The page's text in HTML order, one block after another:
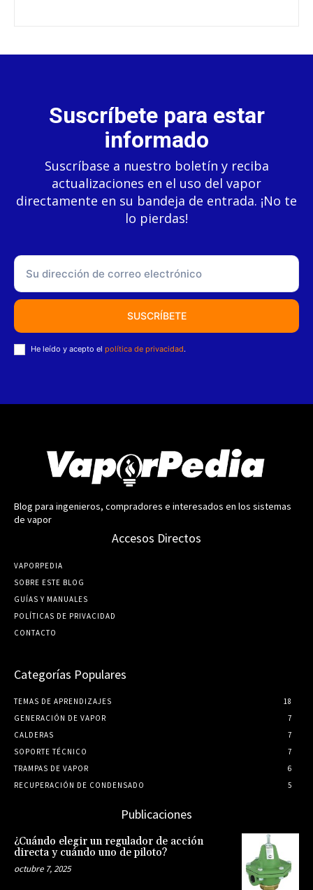
Suscríbete para estar
informado
Suscríbase a nuestro boletín y reciba
actualizaciones en el uso del vapor
directamente en su bandeja de entrada. ¡No te
lo pierdas!
SUSCRÍBETE
He leído y acepto el política de privacidad.
Blog para ingenieros, compradores e interesados en los sistemas
de vapor
Accesos Directos
VAPORPEDIA
SOBRE ESTE BLOG
GUÍ­AS Y MANUALES
POLÍTICAS DE PRIVACIDAD
CONTACTO
Categorías Populares
TEMAS DE APRENDIZAJES
18
GENERACIÓN DE VAPOR
7
CALDERAS
7
SOPORTE TÉCNICO
7
TRAMPAS DE VAPOR
6
RECUPERACIÓN DE CONDENSADO
5
Publicaciones
¿Cuándo elegir un regulador de acción
directa y cuándo uno de piloto?
octubre 7, 2025